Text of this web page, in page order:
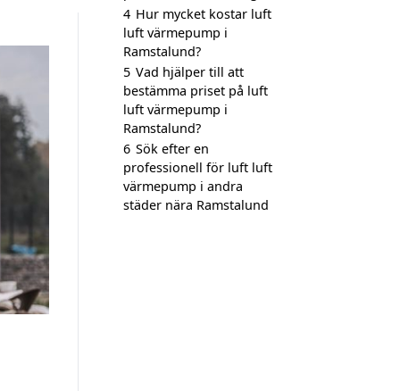
4 Hur mycket kostar luft
luft värmepump i
Ramstalund?
5 Vad hjälper till att
bestämma priset på luft
luft värmepump i
Ramstalund?
6 Sök efter en
professionell för luft luft
värmepump i andra
städer nära Ramstalund